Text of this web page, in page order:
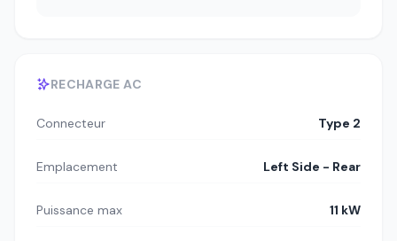
RECHARGE AC
Connecteur Type 2
Emplacement Left Side - Rear
Puissance max 11 kW